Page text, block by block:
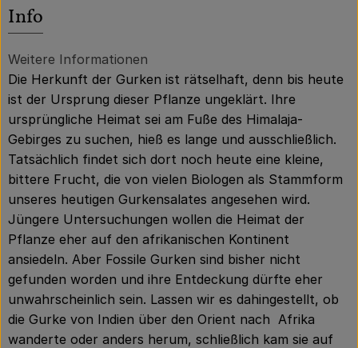
Info
Weitere Informationen
Die Herkunft der Gurken ist rätselhaft, denn bis heute
ist der Ursprung dieser Pflanze ungeklärt. Ihre
ursprüngliche Heimat sei am Fuße des Himalaja-
Gebirges zu suchen, hieß es lange und ausschließlich.
Tatsächlich findet sich dort noch heute eine kleine,
bittere Frucht, die von vielen Biologen als Stammform
unseres heutigen Gurkensalates angesehen wird.
Jüngere Untersuchungen wollen die Heimat der
Pflanze eher auf den afrikanischen Kontinent
ansiedeln. Aber Fossile Gurken sind bisher nicht
gefunden worden und ihre Entdeckung dürfte eher
unwahrscheinlich sein. Lassen wir es dahingestellt, ob
die Gurke von Indien über den Orient nach Afrika
wanderte oder anders herum, schließlich kam sie auf